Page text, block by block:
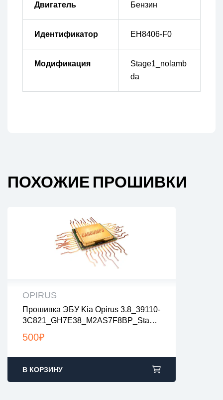
Двигатель Бензин
Идентификатор EH8406-F0
Модификация
Stage1_nolamb
da
ПОХОЖИЕ ПРОШИВКИ
OPIRUS
Прошивка ЭБУ Kia Opirus 3.8_39110-
3C821_GH7E38_M2AS7F8BP_Stage
500₽
все файлы проверены на вирусы
все файлы в архивах zip или rar
загрузка с 9:00-22:00 по Москве
В КОРЗИНУ